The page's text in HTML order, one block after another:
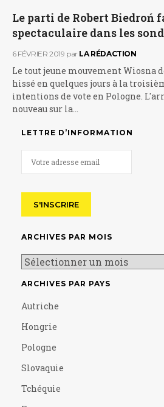
Le parti de Robert Biedroń
spectaculaire dans les
6 FÉVRIER 2019 par LA RÉDACTION
Le tout jeune mouvement Wiosna
hissé en quelques jours à la
intentions de vote en Pologne.
nouveau sur la…
LETTRE D’INFORMATION
ARCHIVES PAR MOIS
ARCHIVES PAR PAYS
Autriche
Hongrie
Pologne
Slovaquie
Tchéquie